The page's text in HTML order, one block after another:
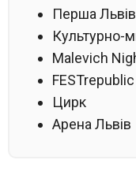
Перша
Культурно-
Malevich
FESTrepublic
Цирк
Арена Львів